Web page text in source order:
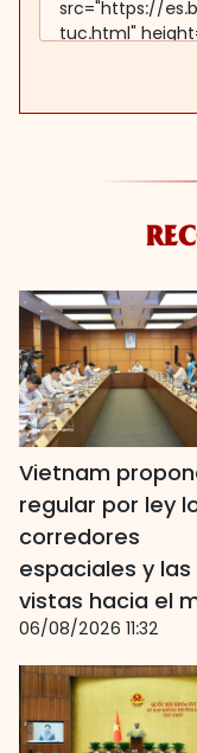
Vietnam
regular por ley
corredores
espaciales y las
vistas hacia el
06/08/2026 11:32